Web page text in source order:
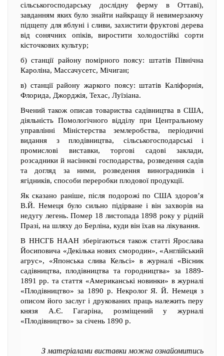
сільськогосподарську дослідну ферму в Оттаві),
завданням яких було знайти найкращу й невимерзаючу
підщепу для яблуні і сливи, захистити фруктові дерева
від сонячних опіків, виростити холодостійкі сорти
кісточкових культур;
б) станції району помірного поясу: штатів Північна
Кароліна, Массачусетс, Мічиган;
в) станції району жаркого поясу: штатів Каліфорнія,
Флорида, Джорджія, Техас, Луїзіана.
Вчений також описав товариства садівництва в США,
діяльність Помологічного відділу при Центральному
управлінні Міністерства землеробства, періодичні
видання з плодівництва, сільськогосподарські і
промислові виставки, торгові садові заклади,
розсадники й насіннєві господарства, розведення садів
та догляд за ними, розведення виноградників і
ягідників, способи переробки плодової продукції.
Як сказано раніше, після подорожі по США здоров’я
В.Й. Немеця було сильно підірване і він захворів на
недугу легень. Помер 18 листопада 1898 року у рідній
Празі, на шляху до Берліна, куди він їхав на лікування.
В ННСГБ НААН зберігаються також статті Ярослава
Йосиповича «Декілька нових смородин», «Англійський
агрус», «Японська слива Кельсі» в журналі «Вісник
садівництва, плодівництва та городництва» за 1889-
1891 рр. та стаття «Американські новинки» в журналі
«Плодівництво» за 1890 р. Некролог Я. Й. Немеця з
описом його заслуг і друкованих праць належить перу
князя А.Є. Гагаріна, розміщений у журналі
«Плодівництво» за січень 1890 р.
З матеріалами виставки можна ознайомитись